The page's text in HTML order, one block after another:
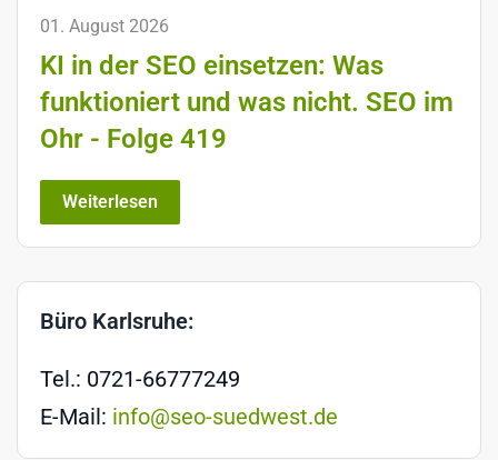
01. August 2026
KI in der SEO einsetzen: Was
funktioniert und was nicht. SEO im
Ohr - Folge 419
Weiterlesen
Büro Karlsruhe:
Tel.: 0721-66777249
E-Mail: info@seo-suedwest.de